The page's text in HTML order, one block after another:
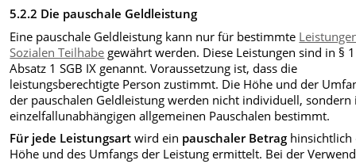
5.2.2 Die pauschale Geldleistung
Eine pauschale Geldleistung kann nur für bestimmte
Sozialen Teilhabe gewährt werden. Diese Leistungen sind in §
Absatz 1 SGB IX genannt. Voraussetzung ist, dass die
leistungsberechtigte Person zustimmt. Die Höhe und der
der pauschalen Geldleistung werden nicht individuell, sondern
einzelfallunabhängigen allgemeinen Pauschalen bestimmt.
Für jede Leistungsart wird ein pauschaler Betrag hinsichtlich
Höhe und des Umfangs der Leistung ermittelt. Bei der